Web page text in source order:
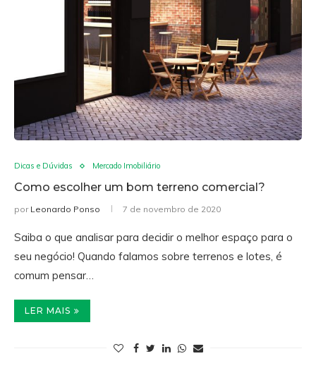
Dicas e Dúvidas Mercado Imobiliário
Como escolher um bom terreno comercial?
por Leonardo Ponso 7 de novembro de 2020
Saiba o que analisar para decidir o melhor espaço para o
seu negócio! Quando falamos sobre terrenos e lotes, é
comum pensar…
LER MAIS